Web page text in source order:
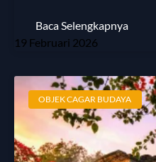
Baca Selengkapnya
19 Februari 2026
OBJEK CAGAR BUDAYA